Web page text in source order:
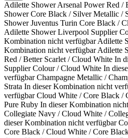
Adilette Shower Arsenal Power Red /
Shower Core Black / Silver Metallic /
Shower Juventus Turin Core Black /
Adilette Shower Liverpool Supplier
Kombination nicht verfügbar Adilette
Kombination nicht verfügbar Adilette
Red / Better Scarlet / Cloud White In
Supplier Colour / Cloud White In
verfügbar Champagne Metallic /
Strata In dieser Kombination nicht
verfügbar Cloud White / Core Black /
Pure Ruby In dieser Kombination
Collegiate Navy / Cloud White /
dieser Kombination nicht verfügbar
Core Black / Cloud White / Core